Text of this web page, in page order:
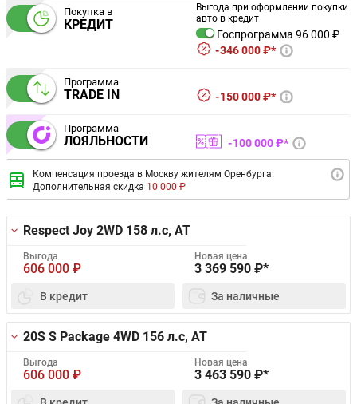
Покупка в
КРЕДИТ
Выгода при оформлении покупки
авто в кредит
Госпрограмма 96 000 ₽
346 000 ₽*
Программа
TRADE IN 150 000 ₽*
Программа
ЛОЯЛЬНОСТИ 100 000 ₽*
Компенсация проезда в Москву жителям Оренбурга.
Дополнительная скидка 10 000 ₽
Respect Joy 2WD 158 л.с, AT
Выгода
606 000 ₽
Новая цена
3 369 590 ₽*
В кредит За наличные
20S S Package 4WD 156 л.с, AT
Выгода
606 000 ₽
Новая цена
3 463 590 ₽*